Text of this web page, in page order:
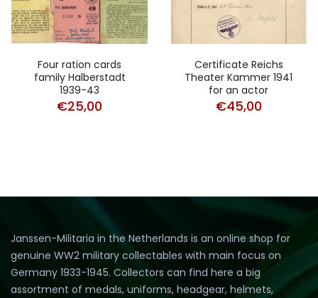
Four ration cards
family Halberstadt
1939-43
€25,00
Certificate Reichs
Theater Kammer 1941
for an actor
€45,00
Janssen-Militaria in the Netherlands is an online shop for
genuine WW2 military collectables with main focus on
Germany 1933-1945. Collectors can find here a big
assortment of medals, uniforms, headgear, helmets,